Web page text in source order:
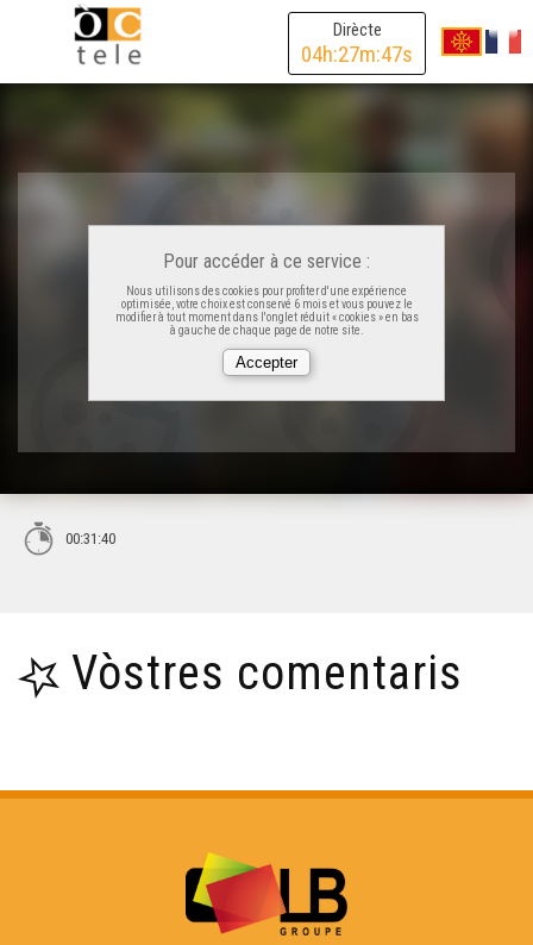
Dirècte
04h:27m:47s
Pour accéder à ce service :
Nous utilisons des cookies pour profiter d'une expérience
optimisée, votre choix est conservé 6 mois et vous pouvez le
modifier à tout moment dans l'onglet réduit « cookies » en bas
à gauche de chaque page de notre site.
00:31:40
Vòstres comentaris